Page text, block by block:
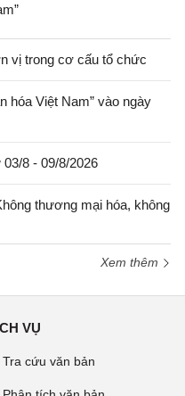
vị trong cơ cấu tổ chức
hóa Việt Nam” vào ngày
8 - 09/8/2026
thương mại hóa, không
Xem thêm
VỤ
Tra cứu văn bản